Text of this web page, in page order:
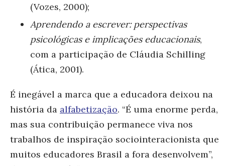
(Vozes, 2000);
Aprendendo a escrever: perspectivas
psicológicas e implicações educacionais,
com a participação de Cláudia Schilling
(Ática, 2001).
É inegável a marca que a educadora deixou na
história da alfabetização. “É uma enorme perda,
mas sua contribuição permanece viva nos
trabalhos de inspiração sociointeracionista que
muitos educadores Brasil a fora desenvolvem”,